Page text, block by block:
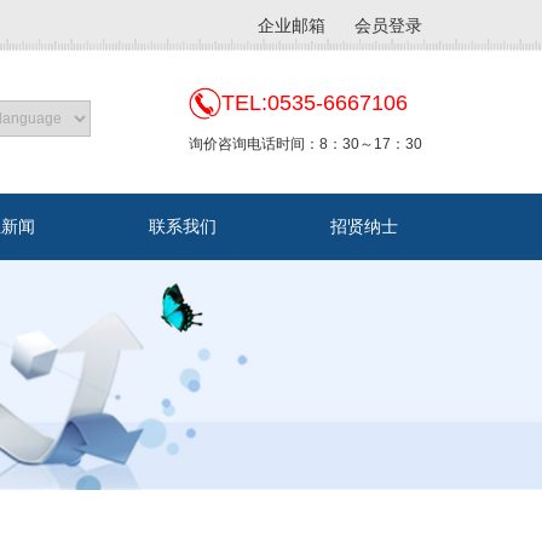
企业邮箱 会员登录
TEL:0535-6667106
询价咨询电话时间：8：30～17：30
闻 联系我们 招贤纳士